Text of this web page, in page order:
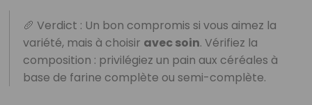
🥖 Verdict : Un bon compromis si vous aimez la
variété, mais à choisir avec soin. Vérifiez la
composition : privilégiez un pain aux céréales à
base de farine complète ou semi-complète.